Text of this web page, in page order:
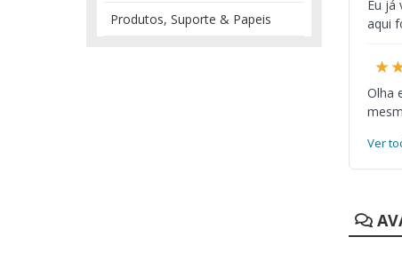
Produtos, Suporte & Papeis
Eu já
aqui
Olha
Ver